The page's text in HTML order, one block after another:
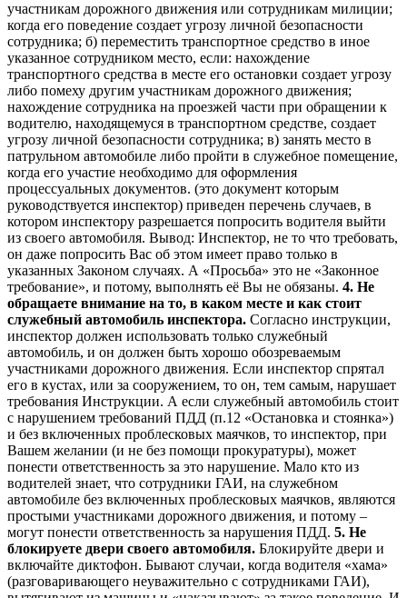
участникам дорожного движения или сотрудникам милиции;
когда его поведение создает угрозу личной безопасности
сотрудника; б) переместить транспортное средство в иное
указанное сотрудником место, если: нахождение
транспортного средства в месте его остановки создает угрозу
либо помеху другим участникам дорожного движения;
нахождение сотрудника на проезжей части при обращении к
водителю, находящемуся в транспортном средстве, создает
угрозу личной безопасности сотрудника; в) занять место в
патрульном автомобиле либо пройти в служебное помещение,
когда его участие необходимо для оформления
процессуальных документов. (это документ которым
руководствуется инспектор) приведен перечень случаев, в
котором инспектору разрешается попросить водителя выйти
из своего автомобиля. Вывод: Инспектор, не то что требовать,
он даже попросить Вас об этом имеет право только в
указанных Законом случаях. А «Просьба» это не «Законное
требование», и потому, выполнять её Вы не обязаны. 4. Не
обращаете внимание на то, в каком месте и как стоит
служебный автомобиль инспектора. Согласно инструкции,
инспектор должен использовать только служебный
автомобиль, и он должен быть хорошо обозреваемым
участниками дорожного движения. Если инспектор спрятал
его в кустах, или за сооружением, то он, тем самым, нарушает
требования Инструкции. А если служебный автомобиль стоит
с нарушением требований ПДД (п.12 «Остановка и стоянка»)
и без включенных проблесковых маячков, то инспектор, при
Вашем желании (и не без помощи прокуратуры), может
понести ответственность за это нарушение. Мало кто из
водителей знает, что сотрудники ГАИ, на служебном
автомобиле без включенных проблесковых маячков, являются
простыми участниками дорожного движения, и потому –
могут понести ответственность за нарушения ПДД. 5. Не
блокируете двери своего автомобиля. Блокируйте двери и
включайте диктофон. Бывают случаи, когда водителя «хама»
(разговаривающего неуважительно с сотрудниками ГАИ),